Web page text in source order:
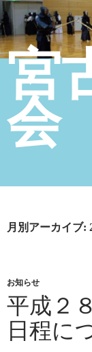
宮
会
コンテンツへ移動
月別アーカイブ:
お知らせ
平成２
日程に